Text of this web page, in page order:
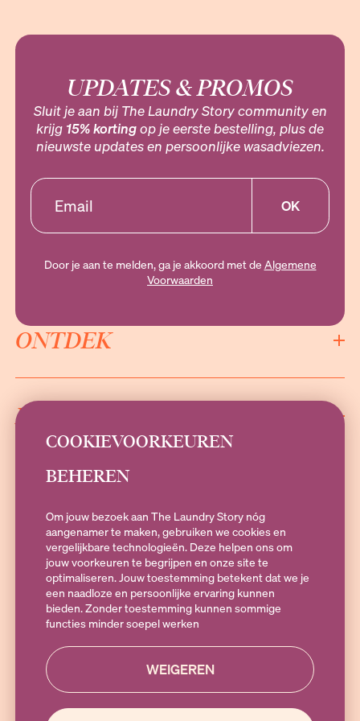
UPDATES & PROMOS
Sluit je aan bij The Laundry Story community en
krijg 15% kortingop je eerste bestelling, plus de
nieuwste updates en persoonlijke wasadviezen.
OK
Door je aan te melden, ga je akkoord met de Algemene
Voorwaarden
ONTDEK
INFORMATIE
SOCIALS
Heb je vragen?
Stuur een e-mail naarhallo@theLaundryStory.nlof Whatsapp naar
+316 19 79 25 10. Bereikbaar op Maandag t/m vrijdag 09:00-17:00
COOKIEVOORKEUREN
BEHEREN
Om jouw bezoek aan The Laundry Story nóg
aangenamer te maken, gebruiken we cookies en
vergelijkbare technologieën. Deze helpen ons om
jouw voorkeuren te begrijpen en onze site te
optimaliseren. Jouw toestemming betekent dat we je
een naadloze en persoonlijke ervaring kunnen
bieden. Zonder toestemming kunnen sommige
functies minder soepel werken
WEIGEREN